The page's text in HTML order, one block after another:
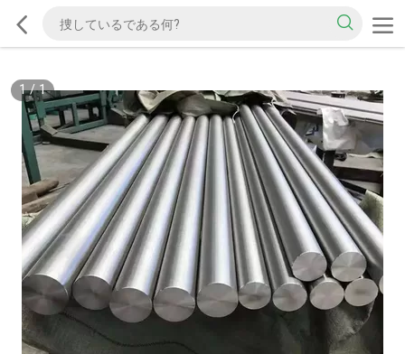
1/1